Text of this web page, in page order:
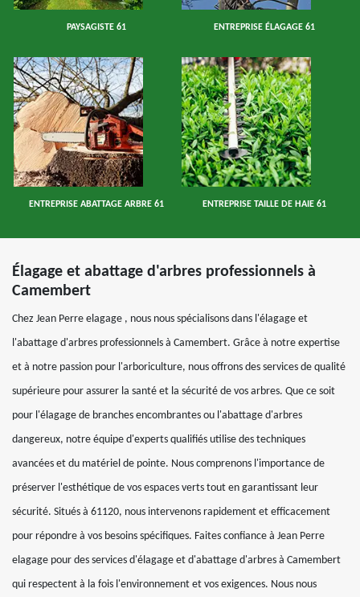
PAYSAGISTE 61 ENTREPRISE ÉLAGAGE 61
ENTREPRISE ABATTAGE ARBRE 61 ENTREPRISE TAILLE DE HAIE 61
Élagage et abattage d'arbres professionnels à
Camembert
Chez Jean Perre elagage , nous nous spécialisons dans l'élagage et
l'abattage d'arbres professionnels à Camembert. Grâce à notre expertise
et à notre passion pour l'arboriculture, nous offrons des services de qualité
supérieure pour assurer la santé et la sécurité de vos arbres. Que ce soit
pour l'élagage de branches encombrantes ou l'abattage d'arbres
dangereux, notre équipe d'experts qualifiés utilise des techniques
avancées et du matériel de pointe. Nous comprenons l'importance de
préserver l'esthétique de vos espaces verts tout en garantissant leur
sécurité. Situés à 61120, nous intervenons rapidement et efficacement
pour répondre à vos besoins spécifiques. Faites confiance à Jean Perre
elagage pour des services d'élagage et d'abattage d'arbres à Camembert
qui respectent à la fois l'environnement et vos exigences. Nous nous